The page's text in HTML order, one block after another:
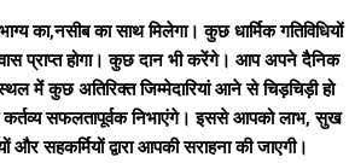
का,नसीब का साथ मिलेगा। कुछ धार्मिक गतिविधियों
प्राप्त होगा। कुछ दान भी करेंगे। आप अपने दैनिक
में कुछ अतिरिक्त जिम्मेदारियां आने से चिड़चिड़ी हो
सफलतापूर्वक निभाएंगे। इससे आपको लाभ, सुख
सहकर्मियों द्वारा आपकी सराहना की जाएगी।